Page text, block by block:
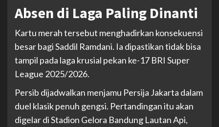
Absen di Laga Paling Dinanti
Kartu merah tersebut menghadirkan konsekuensi
besar bagi Saddil Ramdani. Ia dipastikan tidak bisa
tampil pada laga krusial pekan ke-17 BRI Super
League 2025/2026.
Persib dijadwalkan menjamu Persija Jakarta dalam
duel klasik penuh gengsi. Pertandingan itu akan
digelar di Stadion Gelora Bandung Lautan Api,